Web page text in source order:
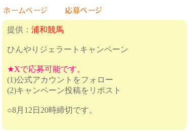
提供： 浦和競馬
ひんやりジェラートキャンペーン
★Xで応募可能です。
(1)公式アカウントをフォロー
(2)キャンペーン投稿をリポスト
○8月12日20時締切です。